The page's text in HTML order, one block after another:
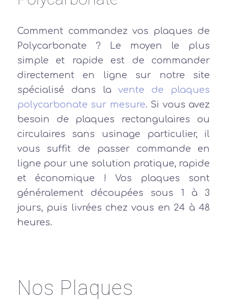
Comment commandez vos plaques de
Polycarbonate ? Le moyen le plus
simple et rapide est de commander
directement en ligne sur notre site
spécialisé dans lavente de plaques
polycarbonate sur mesure. Si vous avez
besoin de plaques rectangulaires ou
circulaires sans usinage particulier, il
vous suffit de passer commande en
ligne pour une solution pratique, rapide
et économique ! Vos plaques sont
généralement découpées sous 1 à 3
jours, puis livrées chez vous en 24 à 48
heures.
Nos Plaques